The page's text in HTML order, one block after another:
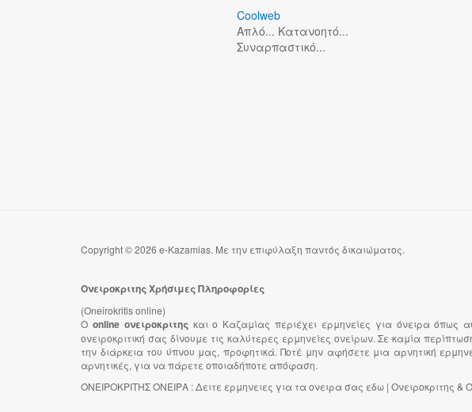
Coolweb
Απλό... Κατανοητό...
Συναρπαστικό...
Copyright © 2026 e-Kazamias. Με την επιφύλαξη παντός δικαιώματος.
Ονειροκριτης Χρήσιμες Πληροφορίες
(Oneirokritis online)
Ο online ονειροκριτηςκαι ο Καζαμίας περιέχει ερμηνείες για όνειρα όπως
ονειροκριτική σας δίνουμε τις καλύτερες ερμηνείες ονείρων. Σε καμία
την διάρκεια του ύπνου μας, προφητικά. Ποτέ μην αφήσετε μια αρνητική
αρνητικές, για να πάρετε οποιαδήποτε απόφαση.
ΟΝΕΙΡΟΚΡΙΤΗΣ ΟΝΕΙΡΑ : Δειτε ερμηνειες για τα ονειρα σας εδω | Ονειροκριτης &